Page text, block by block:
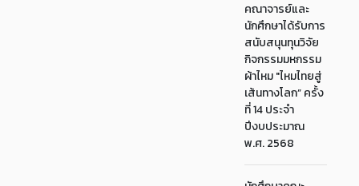
คณาจารย์และ
นักศึกษาได้รับการ
สนับสนุนทุนวิจัย
กิจกรรมมหกรรม
ผ้าไหม "ไหมไทยสู่
เส้นทางโลก” ครั้ง
ที่ 14 ประจำ
ปีงบประมาณ
พ.ศ. 2568